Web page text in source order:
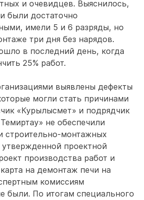
и очевидцев. Выяснилось,
были достаточно
имели 5 и 6 разряды, но
три дня без нарядов.
в последний день, когда
25% работ.
выявлены дефекты
могли стать причинами
«Курылысмет» и подрядчик
не обеспечили
строительно-монтажных
проектной
производства работ и
на демонтаж печи на
комиссиям
были. По итогам специального